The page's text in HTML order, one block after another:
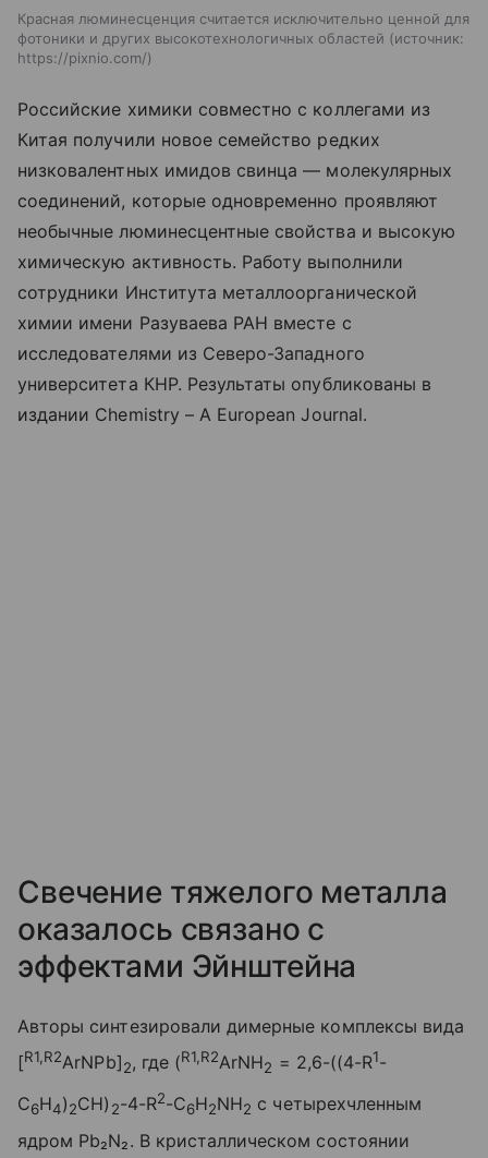
Красная люминесценция считается исключительно ценной для
фотоники и других высокотехнологичных областей
источник:
https://pixnio.com/
Российские химики совместно с коллегами из
Китая получили новое семейство редких
низковалентных имидов свинца — молекулярных
соединений, которые одновременно проявляют
необычные люминесцентные свойства и высокую
химическую активность. Работу выполнили
сотрудники Института металлоорганической
химии имени Разуваева РАН вместе с
исследователями из Северо-Западного
университета КНР. Результаты опубликованы в
издании Chemistry – A European Journal.
Свечение тяжелого металла
оказалось связано с
эффектами Эйнштейна
Авторы синтезировали димерные комплексы вида
[R1,R2ArNPb]2, где (R1,R2ArNH2 = 2,6-((4-R1-
C6H4)2CH) 2-4-R2-C6H2NH2 с четырехчленным
ядром Pb₂N₂. В кристаллическом состоянии